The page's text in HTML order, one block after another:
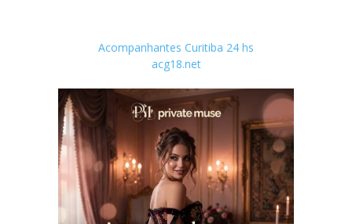
Acompanhantes Curitiba 24 hs
acg18.net